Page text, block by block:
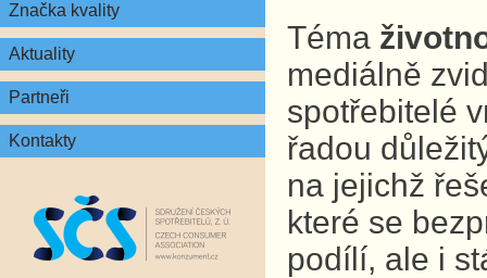
Značka kvality
Aktuality
Partneři
Kontakty
Téma
mediálně
spotřebitelé
řadou
na jejichž
které se
podílí, ale i